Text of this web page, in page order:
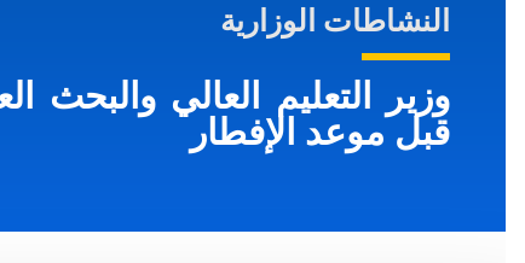
النشاطات الوزارية
وزير التعليم العالي والبحث
قبل موعد الإفطار